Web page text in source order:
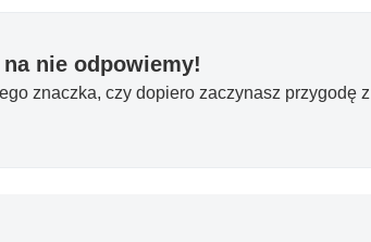
nie odpowiemy!
znaczka, czy dopiero zaczynasz przygodę z